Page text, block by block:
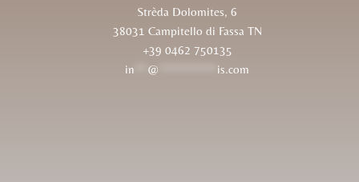
Strèda Dolomites, 6
38031 Campitello di Fassa TN
+39 0462 750135
in
@ is.com